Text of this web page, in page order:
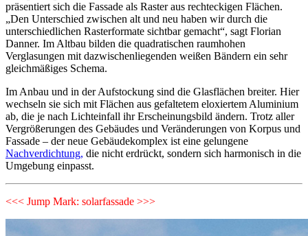
präsentiert sich die Fassade als Raster aus rechteckigen Flächen.
„Den Unterschied zwischen alt und neu haben wir durch die
unterschiedlichen Rasterformate sichtbar gemacht“, sagt Florian
Danner. Im Altbau bilden die quadratischen raumhohen
Verglasungen mit dazwischenliegenden weißen Bändern ein sehr
gleichmäßiges Schema.
Im Anbau und in der Aufstockung sind die Glasflächen breiter. Hier
wechseln sie sich mit Flächen aus gefaltetem eloxiertem Aluminium
ab, die je nach Lichteinfall ihr Erscheinungsbild ändern. Trotz aller
Vergrößerungen des Gebäudes und Veränderungen von Korpus und
Fassade – der neue Gebäudekomplex ist eine gelungene
Nachverdichtung, die nicht erdrückt, sondern sich harmonisch in die
Umgebung einpasst.
<<< Jump Mark: solarfassade >>>